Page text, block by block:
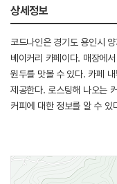
상세정보
코드나인은 경기도 용인시
베이커리 카페이다. 매장에
원두를 맛볼 수 있다. 카페
제공한다. 로스팅해 나오는
커피에 대한 정보를 알 수 있